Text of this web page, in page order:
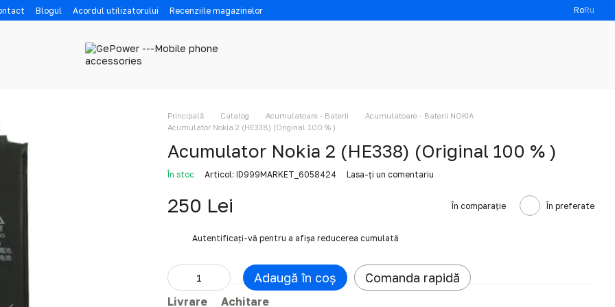
Blogul Acordul utilizatorului Recenziile magazinelor RoRu
Principală Catalog Acumulatoare - Baterii
Acumulatoare - Baterii NOKIA
Acumulator Nokia 2 (HE338) (Original 100 % )
Acumulator Nokia 2 (HE338) (Original 100 % )
În stoc Articol: ID999MARKET_6058424 Lasa-ți un comentariu
250 Lei În comparație În preferate
Autentificați-vă pentru a afișa reducerea cumulată
Adaugă în coș Comanda rapidă
Livrare Achitare